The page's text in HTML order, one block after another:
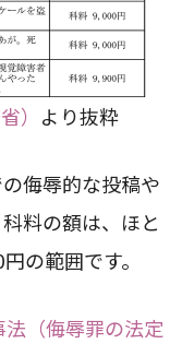
） より抜粋
侮辱的な投稿や
料の額は、ほと
の範囲です。
（侮辱罪の法定